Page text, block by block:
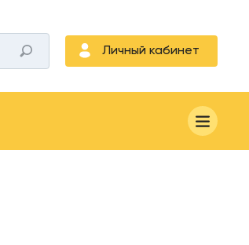
Личный кабинет